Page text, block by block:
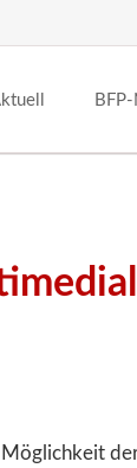
Möglich­keit